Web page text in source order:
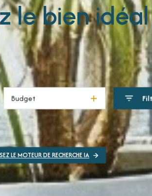
le bien idéal
Budget
LE MOTEUR DE RECHERCHE IA